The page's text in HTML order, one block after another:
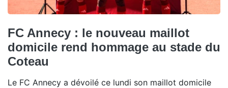
FC Annecy : le nouveau maillot
domicile rend hommage au stade du
Coteau
Le FC Annecy a dévoilé ce lundi son maillot domicile